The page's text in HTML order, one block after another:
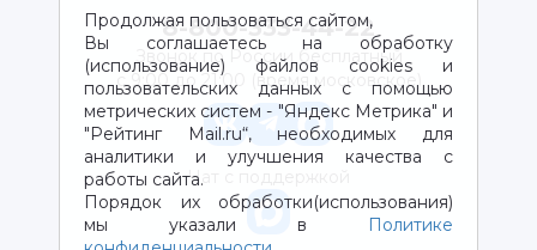
Продолжая пользоваться сайтом,
Вы соглашаетесь на обработку
(использование) файлов cookies и
пользовательских данных с помощью
метрических систем - "Яндекс Метрика" и
"Рейтинг Mail.ru“, необходимых для
аналитики и улучшения качества с
работы сайта.
Порядок их обработки(использования)
мы указали в
Политике
8-800-333-44-22
Звонок по России бесплатный
с 9:00 до 21:00 (время московское)
Чат с поддержкой